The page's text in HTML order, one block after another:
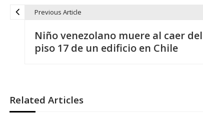
e
Previous Article
Niño venezolano muere al caer del
piso 17 de un edificio en Chile
Related Articles